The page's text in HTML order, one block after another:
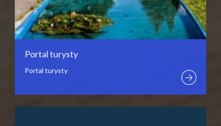
Portal turysty
Portal turysty